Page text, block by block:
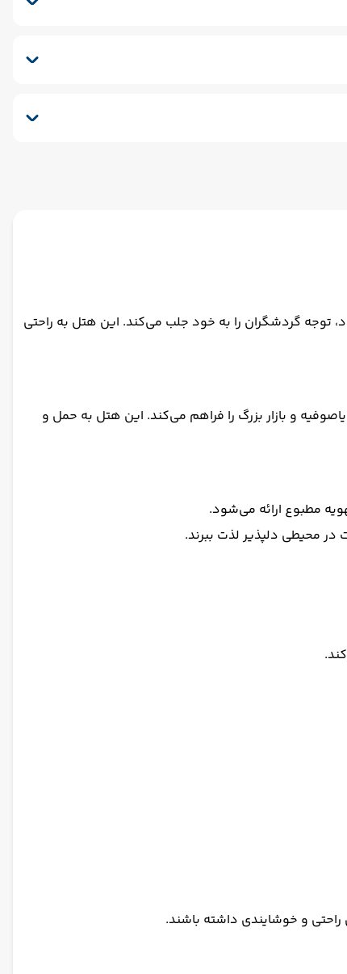
توجه گردشگران را به خود جلب می‌کند. این هتل به راحتی
و بازار بزرگ را فراهم می‌کند. این هتل به حمل و
مطبوع ارائه می‌شود.
در محیطی دلپذیر لذت ببرند.
و خوشایندی داشته باشند.